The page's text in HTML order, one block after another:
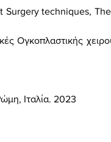
Surgery techniques, The
Ογκοπλαστικής
Ιταλία. 2023